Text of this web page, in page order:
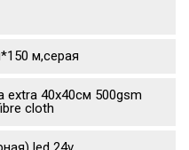
м,серая
40x40см 500gsm
cloth